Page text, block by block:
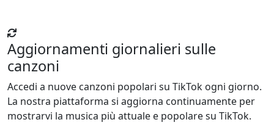
Aggiornamenti giornalieri sulle
canzoni
Accedi a nuove canzoni popolari su TikTok ogni giorno.
La nostra piattaforma si aggiorna continuamente per
mostrarvi la musica più attuale e popolare su TikTok.